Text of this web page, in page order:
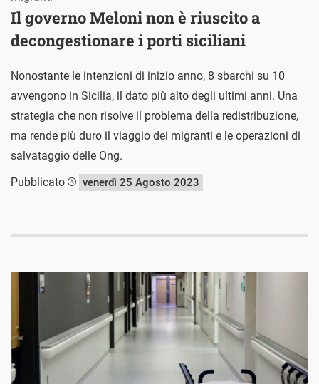
Il governo Meloni non è riuscito a
decongestionare i porti siciliani
Nonostante le intenzioni di inizio anno, 8 sbarchi su 10
avvengono in Sicilia, il dato più alto degli ultimi anni. Una
strategia che non risolve il problema della redistribuzione,
ma rende più duro il viaggio dei migranti e le operazioni di
salvataggio delle Ong.
Pubblicato
venerdì 25 Agosto 2023